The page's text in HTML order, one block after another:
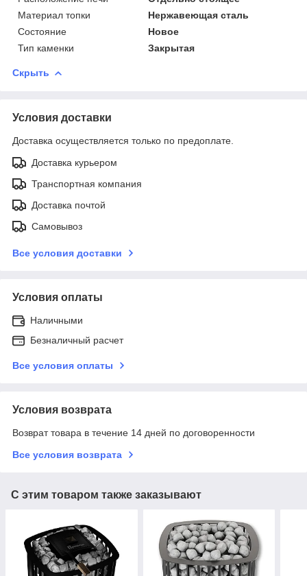
Материал топки
Нержавеющая сталь
Состояние
Новое
Тип каменки
Закрытая
Скрыть
Условия доставки
Доставка осуществляется только по предоплате.
Доставка курьером
Транспортная компания
Доставка почтой
Самовывоз
Все условия доставки
Условия оплаты
Наличными
Безналичный расчет
Все условия оплаты
Условия возврата
Возврат товара в течение 14 дней по договоренности
Все условия возврата
С этим товаром также заказывают